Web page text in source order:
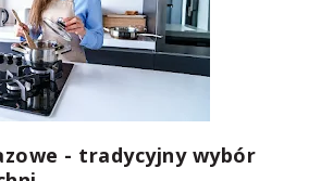
- tradycyjny wybór